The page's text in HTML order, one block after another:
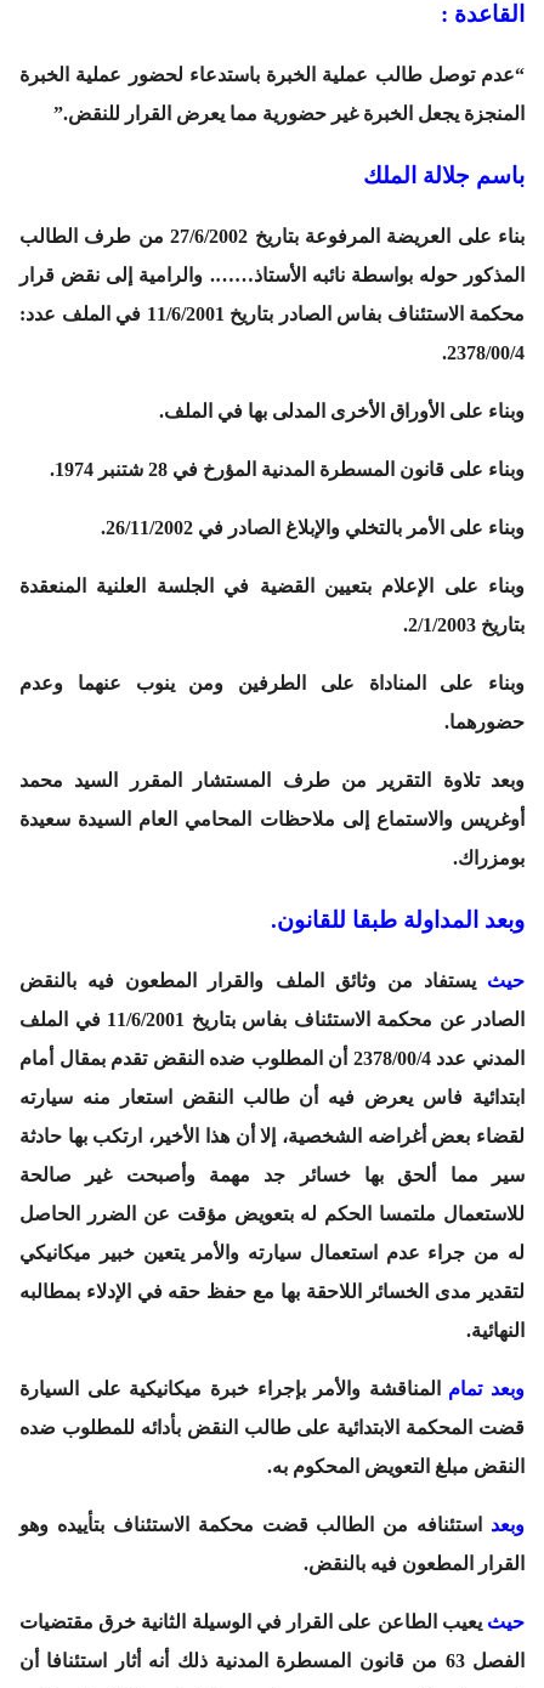
القاعدة :
“عدم توصل طالب عملية الخبرة باستدعاء لحضور عملية الخبرة
المنجزة يجعل الخبرة غير حضورية مما يعرض القرار للنقض.”
باسم جلالة الملك
بناء على العريضة المرفوعة بتاريخ 27/6/2002 من طرف الطالب
المذكور حوله بواسطة نائبه الأستاذ……. والرامية إلى نقض قرار
محكمة الاستئناف بفاس الصادر بتاريخ 11/6/2001 في الملف عدد:
2378/00/4.
وبناء على الأوراق الأخرى المدلى بها في الملف.
وبناء على قانون المسطرة المدنية المؤرخ في 28 شتنبر 1974.
وبناء على الأمر بالتخلي والإبلاغ الصادر في 26/11/2002.
وبناء على الإعلام بتعيين القضية في الجلسة العلنية المنعقدة
بتاريخ 2/1/2003.
وبناء على المناداة على الطرفين ومن ينوب عنهما وعدم
حضورهما.
وبعد تلاوة التقرير من طرف المستشار المقرر السيد محمد
أوغريس والاستماع إلى ملاحظات المحامي العام السيدة سعيدة
بومزراك.
وبعد المداولة طبقا للقانون.
حيث يستفاد من وثائق الملف والقرار المطعون فيه بالنقض
الصادر عن محكمة الاستئناف بفاس بتاريخ 11/6/2001 في الملف
المدني عدد 2378/00/4 أن المطلوب ضده النقض تقدم بمقال أمام
ابتدائية فاس يعرض فيه أن طالب النقض استعار منه سيارته
لقضاء بعض أغراضه الشخصية، إلا أن هذا الأخير، ارتكب بها حادثة
سير مما ألحق بها خسائر جد مهمة وأصبحت غير صالحة
للاستعمال ملتمسا الحكم له بتعويض مؤقت عن الضرر الحاصل
له من جراء عدم استعمال سيارته والأمر يتعين خبير ميكانيكي
لتقدير مدى الخسائر اللاحقة بها مع حفظ حقه في الإدلاء بمطالبه
النهائية.
وبعد تمام المناقشة والأمر بإجراء خبرة ميكانيكية على السيارة
قضت المحكمة الابتدائية على طالب النقض بأدائه للمطلوب ضده
النقض مبلغ التعويض المحكوم به.
وبعد استئنافه من الطالب قضت محكمة الاستئناف بتأييده وهو
القرار المطعون فيه بالنقض.
حيث يعيب الطاعن على القرار في الوسيلة الثانية خرق مقتضيات
الفصل 63 من قانون المسطرة المدنية ذلك أنه أثار استئنافا أن